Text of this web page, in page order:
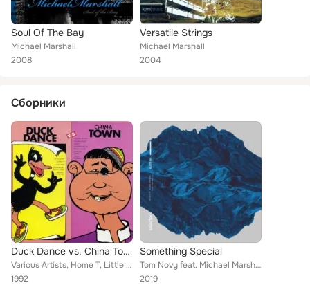
Soul Of The Bay
Michael Marshall
2008
Versatile Strings
Michael Marshall
2004
Сборники
Duck Dance vs. China Town
Various Artists, Home T, Little John, Anthony Malvo, Johnny P., Lady English, Daddy Lizard, Miss Linda, Hopeton James, Leslie Th...
1992
Something Special
Tom Novy feat. Michael Marshall
2019